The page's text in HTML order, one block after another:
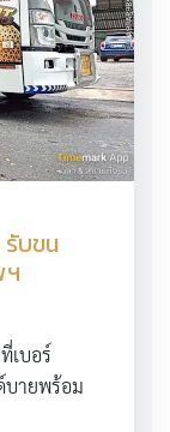
รับขน
เบอร์
บายพร้อม